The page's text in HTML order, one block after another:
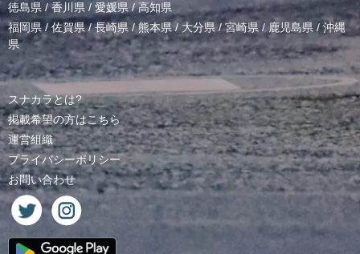
徳島県 /香川県 / 愛媛県/高知県
福岡県/佐賀県/長崎県 /熊本県/ 大分県/宮崎県 /鹿児島県 / 沖縄
県
スナカラとは?
掲載希望の方はこちら
運営組織
プライバシーポリシー
お問い合わせ